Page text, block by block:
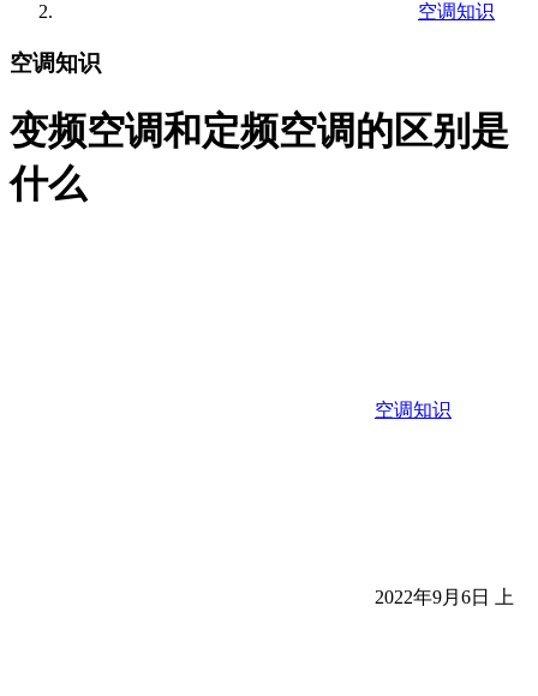
空调知识
空调知识
变频空调和定频空调的区别是
什么
空调知识
2022年9月6日 上